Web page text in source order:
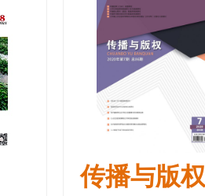
传播与版权